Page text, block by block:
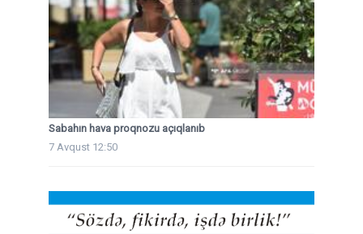
Sabahın hava proqnozu açıqlanıb
7 Avqust 12:50